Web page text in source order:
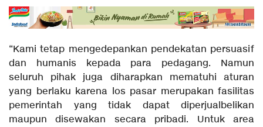
“Kami tetap mengedepankan pendekatan persuasif
dan humanis kepada para pedagang. Namun
seluruh pihak juga diharapkan mematuhi aturan
yang berlaku karena los pasar merupakan fasilitas
pemerintah yang tidak dapat diperjualbelikan
maupun disewakan secara pribadi. Untuk area